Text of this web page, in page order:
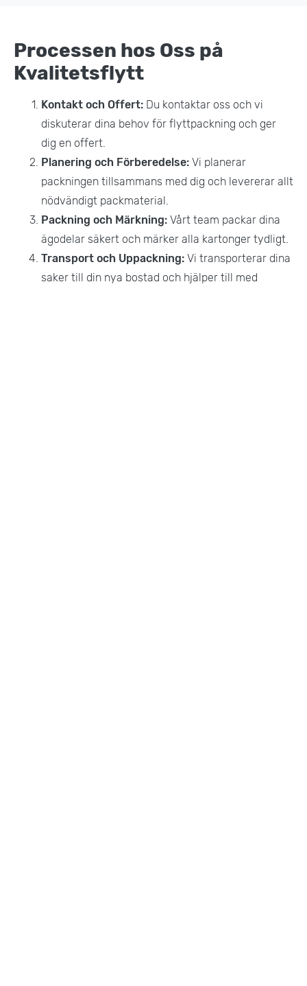
Processen hos Oss på
Kvalitetsflytt
Kontakt och Offert: Du kontaktar oss och vi
diskuterar dina behov för flyttpackning och ger
dig en offert.
Planering och Förberedelse: Vi planerar
packningen tillsammans med dig och levererar allt
nödvändigt packmaterial.
Packning och Märkning: Vårt team packar dina
ägodelar säkert och märker alla kartonger tydligt.
Transport och Uppackning: Vi transporterar dina
saker till din nya bostad och hjälper till med